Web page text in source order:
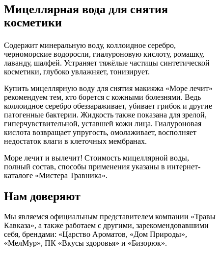
Мицеллярная вода для снятия
косметики
Содержит минеральную воду, коллоидное серебро,
черноморские водоросли, гиалуроновую кислоту, ромашку,
лаванду, шалфей. Устраняет тяжёлые частицы синтетической
косметики, глубоко увлажняет, тонизирует.
Купить мицеллярную воду для снятия макияжа «Море лечит»
рекомендуем тем, кто борется с кожными болезнями. Ведь
коллоидное серебро обеззараживает, убивает грибок и другие
патогенные бактерии. Жидкость также показана для зрелой,
гиперчувствительной, уставшей кожи лица. Гиалуроновая
кислота возвращает упругость, омолаживает, восполняет
недостаток влаги в клеточных мембранах.
Море лечит и вылечит! Стоимость мицеллярной воды,
полный состав, способы применения указаны в интернет-
каталоге «Мистера Травника».
Нам доверяют
Мы являемся официальным представителем компании «Травы
Кавказа», а также работаем с другими, зарекомендовавшими
себя, брендами: «Царство Ароматов, «Дом Природы»,
«МелМур», ПК «Вкусы здоровья» и «Бизорюк».